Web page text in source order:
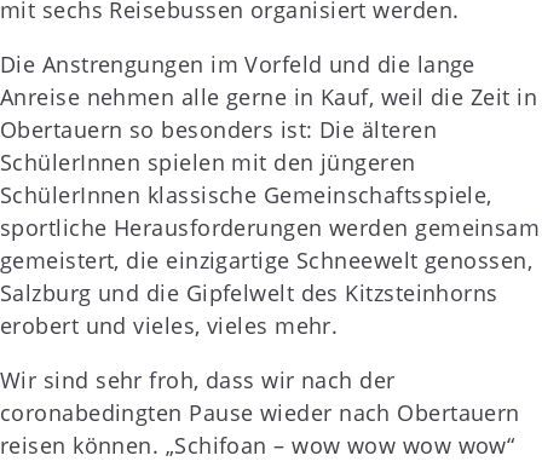
mit sechs Reisebussen organisiert werden.
Die Anstrengungen im Vorfeld und die lange
Anreise nehmen alle gerne in Kauf, weil die Zeit in
Obertauern so besonders ist: Die älteren
SchülerInnen spielen mit den jüngeren
SchülerInnen klassische Gemeinschaftsspiele,
sportliche Herausforderungen werden gemeinsam
gemeistert, die einzigartige Schneewelt genossen,
Salzburg und die Gipfelwelt des Kitzsteinhorns
erobert und vieles, vieles mehr.
Wir sind sehr froh, dass wir nach der
coronabedingten Pause wieder nach Obertauern
reisen können. „Schifoan – wow wow wow wow“